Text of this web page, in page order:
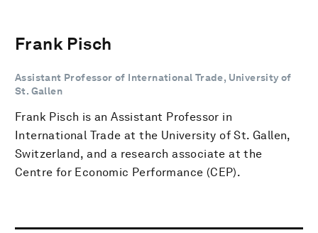
Frank Pisch
Assistant Professor of International Trade, University of
St. Gallen
Frank Pisch is an Assistant Professor in
International Trade at the University of St. Gallen,
Switzerland, and a research associate at the
Centre for Economic Performance (CEP).